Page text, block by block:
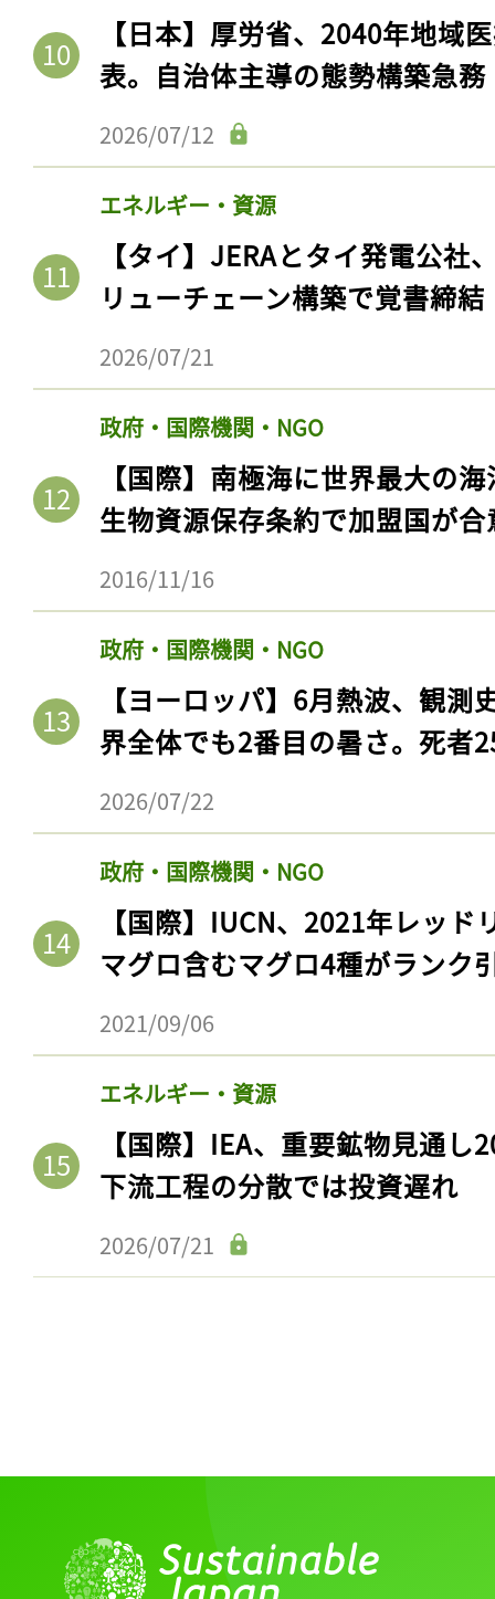
【日本】厚労省、2040年地域
表。自治体主導の態勢構築急務
2026/07/12
エネルギー・資源
【タイ】JERAとタイ発電公社
リューチェーン構築で覚書締結
2026/07/21
政府・国際機関・NGO
【国際】南極海に世界最大の
生物資源保存条約で加盟国が合
2016/11/16
政府・国際機関・NGO
【ヨーロッパ】6月熱波、観
界全体でも2番目の暑さ。死者
2026/07/22
政府・国際機関・NGO
【国際】IUCN、2021年レッ
マグロ含むマグロ4種がランク
2021/09/06
エネルギー・資源
【国際】IEA、重要鉱物見通
下流工程の分散では投資遅れ
2026/07/21